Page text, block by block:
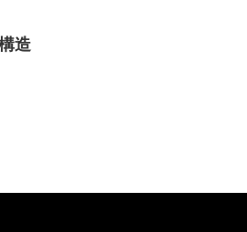
造